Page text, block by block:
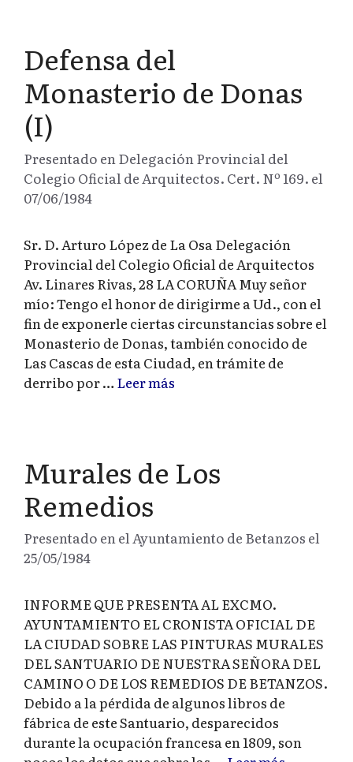
Defensa del
Monasterio de Donas
(I)
Presentado en Delegación Provincial del
Colegio Oficial de Arquitectos. Cert. Nº 169. el
07/06/1984
Sr. D. Arturo López de La Osa Delegación
Provincial del Colegio Oficial de Arquitectos
Av. Linares Rivas, 28 LA CORUÑA Muy señor
mío: Tengo el honor de dirigirme a Ud., con el
fin de exponerle ciertas circunstancias sobre el
Monasterio de Donas, también conocido de
Las Cascas de esta Ciudad, en trámite de
derribo por …Leer más
Murales de Los
Remedios
Presentado en el Ayuntamiento de Betanzos el
25/05/1984
INFORME QUE PRESENTA AL EXCMO.
AYUNTAMIENTO EL CRONISTA OFICIAL DE
LA CIUDAD SOBRE LAS PINTURAS MURALES
DEL SANTUARIO DE NUESTRA SEÑORA DEL
CAMINO O DE LOS REMEDIOS DE BETANZOS.
Debido a la pérdida de algunos libros de
fábrica de este Santuario, desparecidos
durante la ocupación francesa en 1809, son